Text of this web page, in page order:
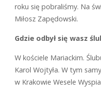
roku się pobraliśmy. Na
Miłosz Zapędowski.
Gdzie odbył się wasz
W kościele Mariackim.
Karol Wojtyła. W tym
w Krakowie Wesele